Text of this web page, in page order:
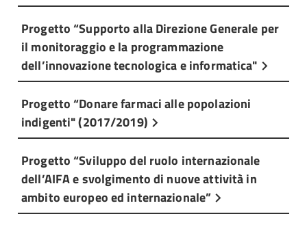
Progetto “Supporto alla Direzione Generale per
il monitoraggio e la programmazione
dell’innovazione tecnologica e informatica"
Progetto “Donare farmaci alle popolazioni
indigenti" (2017/2019)
Progetto “Sviluppo del ruolo internazionale
dell’AIFA e svolgimento di nuove attività in
ambito europeo ed internazionale”